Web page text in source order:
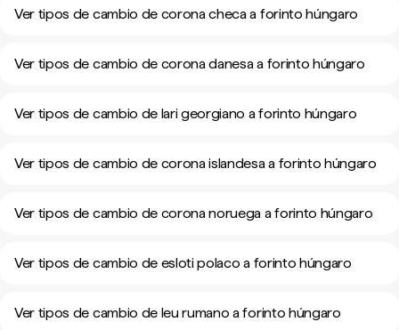
Ver tipos de cambio de corona checa a forinto húngaro
Ver tipos de cambio de corona danesa a forinto húngaro
Ver tipos de cambio de lari georgiano a forinto húngaro
Ver tipos de cambio de corona islandesa a forinto húngaro
Ver tipos de cambio de corona noruega a forinto húngaro
Ver tipos de cambio de esloti polaco a forinto húngaro
Ver tipos de cambio de leu rumano a forinto húngaro